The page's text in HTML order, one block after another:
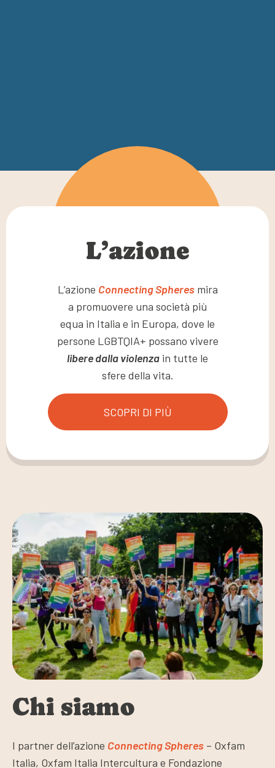
L’azione
L’azione Connecting Spheresmira
a promuovere una società più
equa in Italia e in Europa, dove le
persone LGBTQIA+ possano vivere
libere dalla violenza in tutte le
sfere della vita.
SCOPRI DI PIÙ
Chi siamo
I partner dell’azione Connecting Spheres – Oxfam
Italia, Oxfam Italia Intercultura e Fondazione